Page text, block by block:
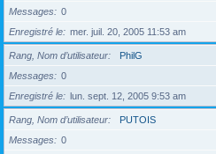
Messages
0
Enregistré le
mer. juil. 20, 2005 11:53 am
Rang, Nom d’utilisateur
PhilG
Messages
0
Enregistré le
lun. sept. 12, 2005 9:53 am
Rang, Nom d’utilisateur
PUTOIS
Messages
0